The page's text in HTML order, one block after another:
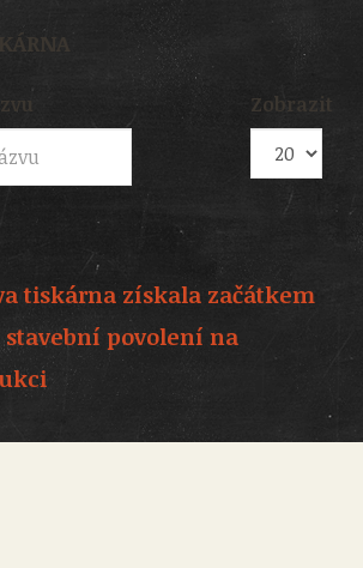
Zobrazit
tiskárna získala začátkem
povolení na